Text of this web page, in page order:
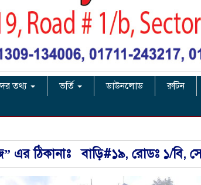
তথ্য ভর্তি ডাউনলোড রুটিন
এর ঠিকানাঃ বাড়ি#১৯, রোডঃ ১/বি,